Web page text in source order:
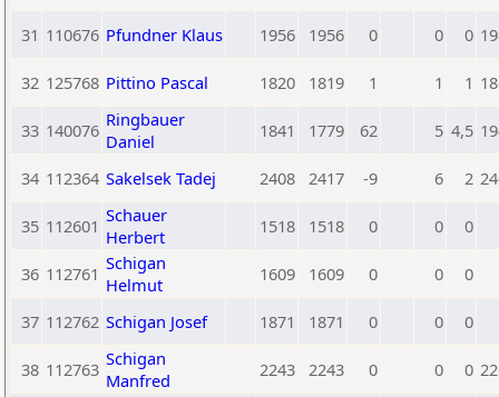
31 110676 Pfundner Klaus 1956 1956 0 0 0
32 125768 Pittino Pascal 1820 1819 1 1 1
33 140076 Ringbauer
Daniel
1841 1779 62 5 4,5
34 112364 Sakelsek Tadej 2408 2417 -9 6 2
35 112601 Schauer
Herbert
1518 1518 0 0 0
36 112761 Schigan
Helmut
1609 1609 0 0 0
37 112762 Schigan Josef 1871 1871 0 0 0
38 112763 Schigan
Manfred
2243 2243 0 0 0